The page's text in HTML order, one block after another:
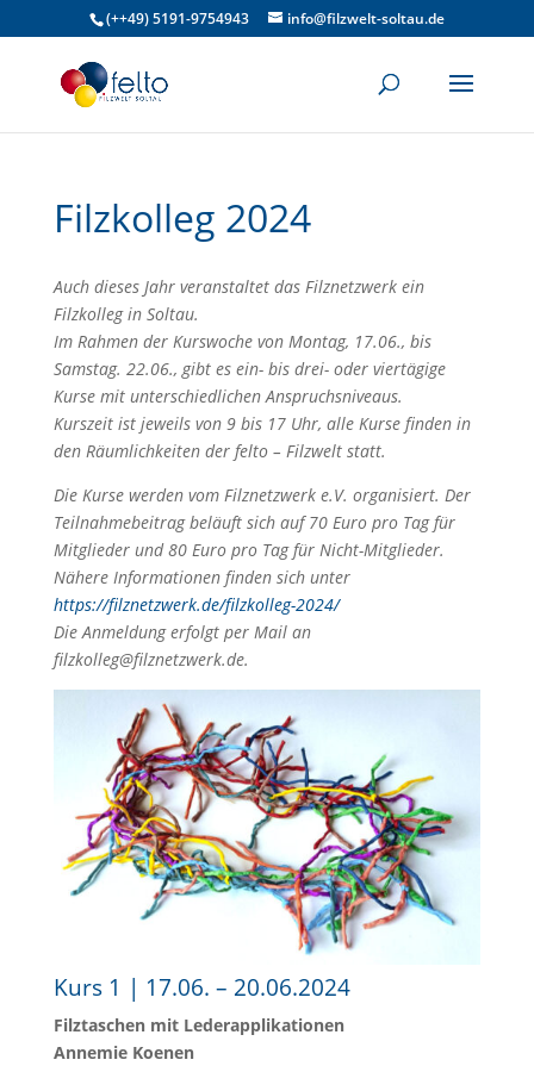
(++49) 5191-9754943 info@filzwelt-soltau.de
Filzkolleg 2024
Auch dieses Jahr veranstaltet das Filznetzwerk ein
Filzkolleg in Soltau.
Im Rahmen der Kurswoche von Montag, 17.06., bis
Samstag. 22.06., gibt es ein- bis drei- oder viertägige
Kurse mit unterschiedlichen Anspruchsniveaus.
Kurszeit ist jeweils von 9 bis 17 Uhr, alle Kurse finden in
den Räumlichkeiten der felto – Filzwelt statt.
Die Kurse werden vom Filznetzwerk e.V. organisiert. Der
Teilnahmebeitrag beläuft sich auf 70 Euro pro Tag für
Mitglieder und 80 Euro pro Tag für Nicht-Mitglieder.
Nähere Informationen finden sich unter
https://filznetzwerk.de/filzkolleg-2024/
Die Anmeldung erfolgt per Mail an
filzkolleg@filznetzwerk.de.
Kurs 1 | 17.06. – 20.06.2024
Filztaschen mit Lederapplikationen
Annemie Koenen